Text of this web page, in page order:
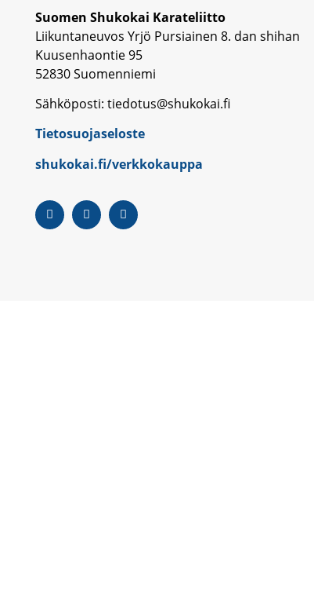
Suomen Shukokai Karateliitto
Liikuntaneuvos Yrjö Pursiainen 8. dan shihan
Kuusenhaontie 95
52830 Suomenniemi
Sähköposti: tiedotus@shukokai.fi
Tietosuojaseloste
shukokai.fi/verkkokauppa